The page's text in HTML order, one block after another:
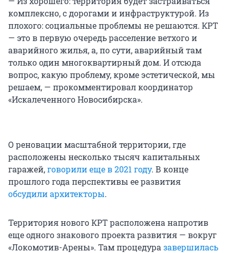
комплексно, с дорогами и инфраструктурой. Из
плохого: социальные проблемы не решаются. КРТ
— это в первую очередь расселение ветхого и
аварийного жилья, а, по сути, аварийный там
только один многоквартирный дом. И отсюда
вопрос, какую проблему, кроме эстетической, мы
решаем, — прокомментировал координатор
«Искалеченного Новосибирска».
О реновации масштабной территории, где
расположены несколько тысяч капитальных
гаражей,говорили еще в 2021 году. В конце
прошлого года перспективы ее развития
обсудили архитекторы.
Территория нового КРТ расположена напротив
еще одного знакового проекта развития — вокруг
«Локомотив-Арены». Там процедура завершилась